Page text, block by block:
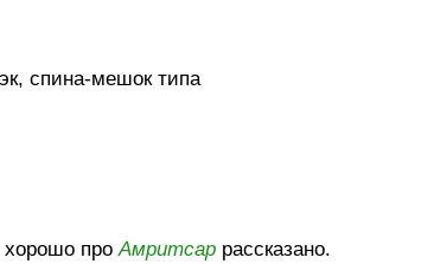
спина-мешок типа
хорошо проАмритсар рассказано.